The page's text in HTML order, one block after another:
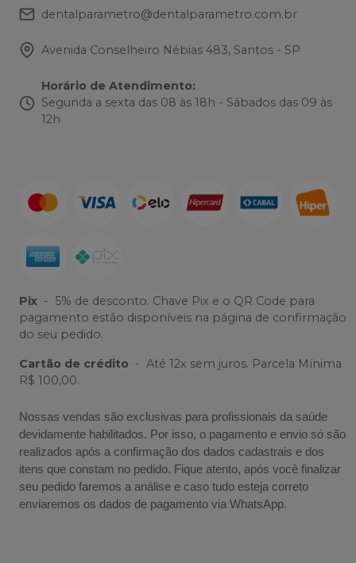
dentalparametro@dentalparametro.com.br
Avenida Conselheiro Nébias 483, Santos - SP
Horário de Atendimento:
Segunda a sexta das 08 às 18h - Sábados das 09 às
12h
Pix - 5% de desconto. Chave Pix e o QR Code para
pagamento estão disponíveis na página de confirmação
do seu pedido.
Cartão de crédito - Até 12x sem juros. Parcela Mínima
R$ 100,00.
Nossas vendas são exclusivas para profissionais da saúde
devidamente habilitados. Por isso, o pagamento e envio só são
realizados após a confirmação dos dados cadastrais e dos
itens que constam no pedido. Fique atento, após você finalizar
seu pedido faremos a análise e caso tudo esteja correto
enviaremos os dados de pagamento via WhatsApp.